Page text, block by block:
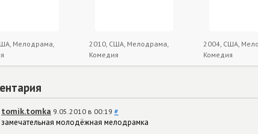
Мелодрама,
2010, США, Мелодрама,
Комедия
2004, США,
Комедия
tomik.tomka 9.05.2010 в 00:19 #
замечательная молодёжная мелодрамка